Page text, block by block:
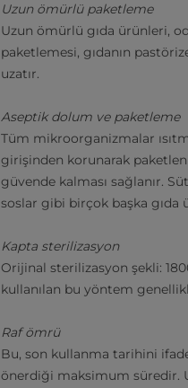
Uzun ömürlü paketleme
Uzun ömürlü gıda ürünleri,
paketlemesi, gıdanın
uzatır.
Aseptik dolum ve paketleme
Tüm mikroorganizmalar
girişinden korunarak
güvende kalması sağlanır.
soslar gibi birçok başka
Kapta sterilizasyon
Orijinal sterilizasyon şekli:
kullanılan bu yöntem
Raf ömrü
Bu, son kullanma tarihini
önerdiği maksimum süredir.